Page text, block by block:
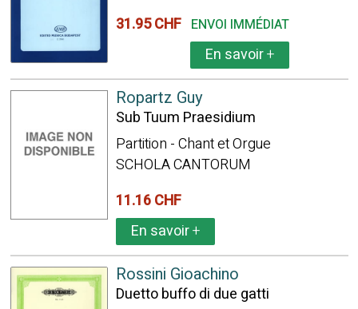
31.95 CHF ENVOI IMMÉDIAT
En savoir+
Ropartz Guy
Sub Tuum Praesidium
Partition - Chant et Orgue
SCHOLA CANTORUM
11.16 CHF
En savoir+
Rossini Gioachino
Duetto buffo di due gatti